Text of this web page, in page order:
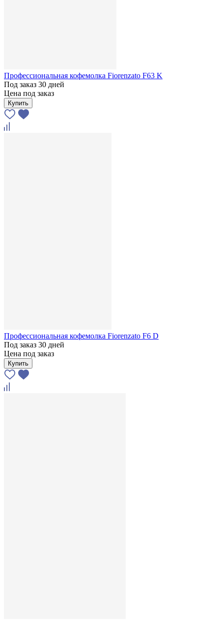
Профессиональная кофемолка Fiorenzato F63 K
Под заказ 30 дней
Цена под заказ
Купить
Профессиональная кофемолка Fiorenzato F6 D
Под заказ 30 дней
Цена под заказ
Купить